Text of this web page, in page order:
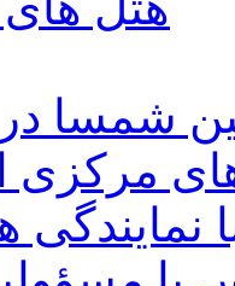
شمسا در
مرکزی
نمایندگی